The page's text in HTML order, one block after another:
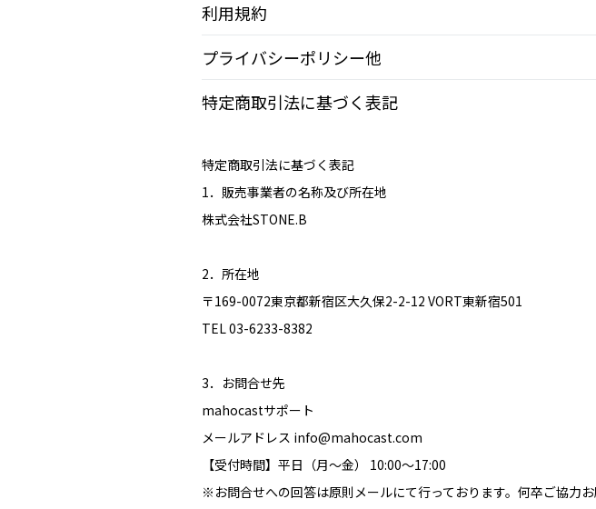
利用規約
プライバシーポリシー他
特定商取引法に基づく表記
特定商取引法に基づく表記
1．販売事業者の名称及び所在地
株式会社STONE.B
2．所在地
〒169-0072東京都新宿区大久保2-2-12 VORT東新宿501
TEL 03-6233-8382
3．お問合せ先
mahocastサポート
メールアドレス info@mahocast.com
【受付時間】平日（月～金） 10:00〜17:00
※お問合せへの回答は原則メールにて行っております。何卒ご協力